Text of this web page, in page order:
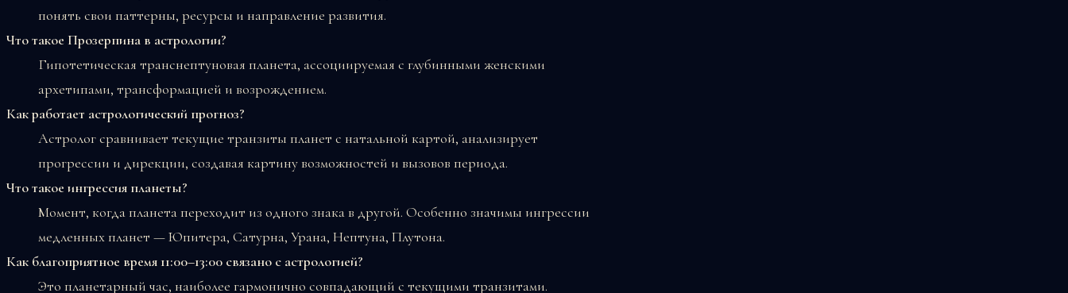
понять свои паттерны, ресурсы и направление развития.
Что такое Прозерпина в астрологии?
Гипотетическая транснептуновая планета, ассоциируемая с глубинными женскими
архетипами, трансформацией и возрождением.
Как работает астрологический прогноз?
Астролог сравнивает текущие транзиты планет с натальной картой, анализирует
прогрессии и дирекции, создавая картину возможностей и вызовов периода.
Что такое ингрессия планеты?
Момент, когда планета переходит из одного знака в другой. Особенно значимы ингрессии
медленных планет — Юпитера, Сатурна, Урана, Нептуна, Плутона.
Как благоприятное время 11:00–13:00 связано с астрологией?
Это планетарный час, наиболее гармонично совпадающий с текущими транзитами.